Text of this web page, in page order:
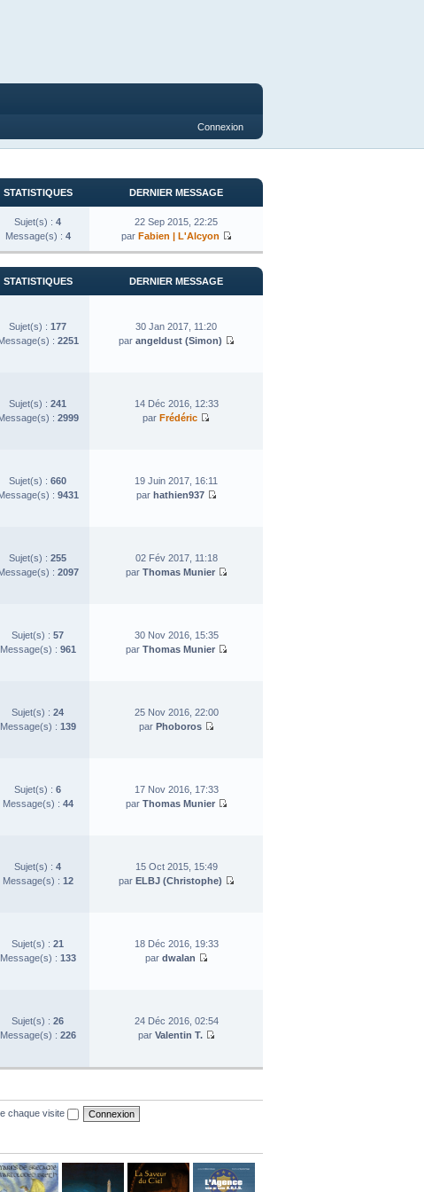
Connexion
STATISTIQUES DERNIER MESSAGE
Sujet(s) : 4
Message(s) : 4
22 Sep 2015, 22:25
par Fabien | L'Alcyon
STATISTIQUES DERNIER MESSAGE
Sujet(s) : 177
: 2251
30 Jan 2017, 11:20
par angeldust (Simon)
Sujet(s) : 241
: 2999
14 Déc 2016, 12:33
par Frédéric
Sujet(s) : 660
: 9431
19 Juin 2017, 16:11
par hathien937
Sujet(s) : 255
: 2097
02 Fév 2017, 11:18
par Thomas Munier
Sujet(s) : 57
Message(s) : 961
30 Nov 2016, 15:35
par Thomas Munier
Sujet(s) : 24
Message(s) : 139
25 Nov 2016, 22:00
par Phoboros
Sujet(s) : 6
Message(s) : 44
17 Nov 2016, 17:33
par Thomas Munier
Sujet(s) : 4
Message(s) : 12
15 Oct 2015, 15:49
par ELBJ (Christophe)
Sujet(s) : 21
Message(s) : 133
18 Déc 2016, 19:33
par dwalan
Sujet(s) : 26
Message(s) : 226
24 Déc 2016, 02:54
par Valentin T.
chaque visite